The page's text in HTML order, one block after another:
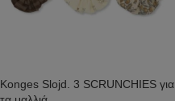
Konges Slojd. 3 SCRUNCHIES για